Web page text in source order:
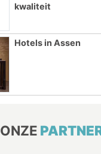
kwaliteit
Hotels in Assen
ONZE